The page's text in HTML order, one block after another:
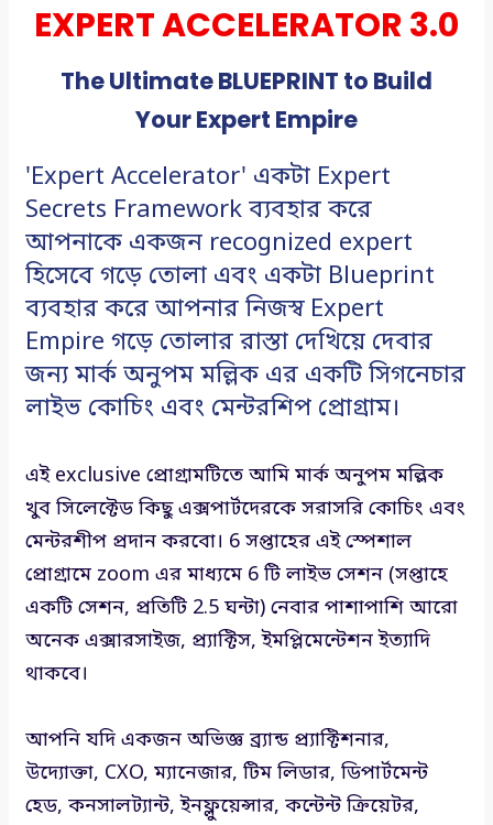
EXPERT ACCELERATOR 3.0
The Ultimate BLUEPRINT to Build
Your Expert Empire
'Expert Accelerator' একটা Expert
Secrets Framework ব্যবহার করে
আপনাকে একজন recognized expert
হিসেবে গড়ে তোলা এবং একটা Blueprint
ব্যবহার করে আপনার নিজস্ব Expert
Empire গড়ে তোলার রাস্তা দেখিয়ে দেবার
জন্য মার্ক অনুপম মল্লিক এর একটি সিগনেচার
লাইভ কোচিং এবং মেন্টরশিপ প্রোগ্রাম।
এই exclusive প্রোগ্রামটিতে আমি মার্ক অনুপম মল্লিক
খুব সিলেক্টেড কিছু এক্সপার্টদেরকে সরাসরি কোচিং এবং
মেন্টরশীপ প্রদান করবো। 6 সপ্তাহের এই স্পেশাল
প্রোগ্রামে zoom এর মাধ্যমে 6 টি লাইভ সেশন (সপ্তাহে
একটি সেশন, প্রতিটি 2.5 ঘন্টা) নেবার পাশাপাশি আরো
অনেক এক্সারসাইজ, প্র্যাক্টিস, ইমপ্লিমেন্টেশন ইত্যাদি
থাকবে।
আপনি যদি একজন অভিজ্ঞ ব্র্যান্ড প্র্যাক্টিশনার,
উদ্যোক্তা, CXO, ম্যানেজার, টিম লিডার, ডিপার্টমেন্ট
হেড, কনসালট্যান্ট, ইনফ্লুয়েন্সার, কন্টেন্ট ক্রিয়েটর,